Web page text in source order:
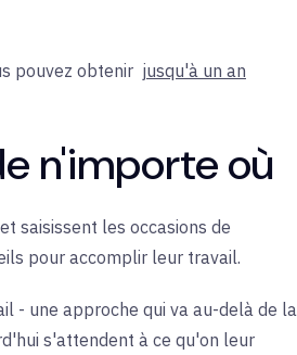
pouvez obtenir jusqu'à un an
n'importe où
saisissent les occasions de
pour accomplir leur travail.
- une approche qui va au-delà de la
s'attendent à ce qu'on leur